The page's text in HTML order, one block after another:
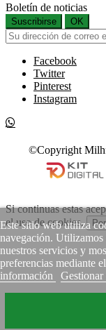
Este sitio web utiliza
navegación. Utilizamos
nuestros servicios y
preferencias mediante
información
Gestionar
Boletín de noticias
Suscribirse OK
Facebook
Twitter
Pinterest
Instagram
©Copyright
Si continuas estas
el uso de cookies.